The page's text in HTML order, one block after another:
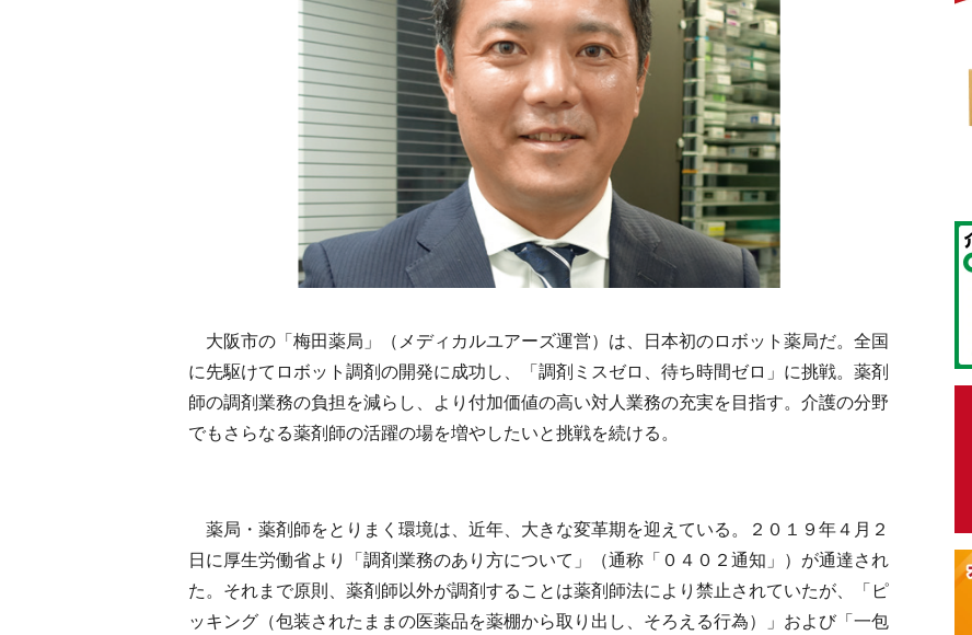
大阪市の「梅田薬局」（メディカルユアーズ運営）は、日本初のロボット薬局だ。全国
に先駆けてロボット調剤の開発に成功し、「調剤ミスゼロ、待ち時間ゼロ」に挑戦。薬剤
師の調剤業務の負担を減らし、より付加価値の高い対人業務の充実を目指す。介護の分野
でもさらなる薬剤師の活躍の場を増やしたいと挑戦を続ける。
薬局・薬剤師をとりまく環境は、近年、大きな変革期を迎えている。２０１９年４月２
日に厚生労働省より「調剤業務のあり方について」（通称「０４０２通知」）が通達され
た。それまで原則、薬剤師以外が調剤することは薬剤師法により禁止されていたが、「ピ
ッキング（包装されたままの医薬品を薬棚から取り出し、そろえる行為）」および「一包